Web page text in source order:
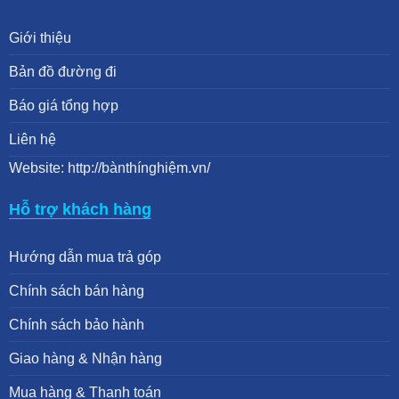
Giới thiệu
Bản đồ đường đi
Báo giá tổng hợp
Liên hệ
Website: http://bànthínghiệm.vn/
Hỗ trợ khách hàng
Hướng dẫn mua trả góp
Chính sách bán hàng
Chính sách bảo hành
Giao hàng & Nhận hàng
Mua hàng & Thanh toán